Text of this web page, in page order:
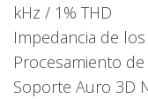
kHz / 1% THD
Impedancia de
Procesamiento
Soporte Auro 3D